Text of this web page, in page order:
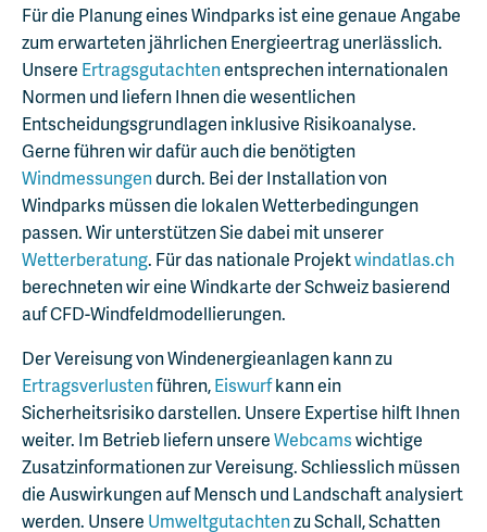
Für die Planung eines Windparks ist eine genaue Angabe
zum erwarteten jährlichen Energieertrag unerlässlich.
Unsere Ertragsgutachtenentsprechen internationalen
Normen und liefern Ihnen die wesentlichen
Entscheidungsgrundlagen inklusive Risikoanalyse.
Gerne führen wir dafür auch die benötigten
Windmessungendurch. Bei der Installation von
Windparks müssen die lokalen Wetterbedingungen
passen. Wir unterstützen Sie dabei mit unserer
Wetterberatung. Für das nationale Projektwindatlas.ch
berechneten wir eine Windkarte der Schweiz basierend
auf CFD-Windfeldmodellierungen.
Der Vereisung von Windenergieanlagen kann zu
Ertragsverlustenführen,Eiswurfkann ein
Sicherheitsrisiko darstellen. Unsere Expertise hilft Ihnen
weiter. Im Betrieb liefern unsereWebcamswichtige
Zusatzinformationen zur Vereisung. Schliesslich müssen
die Auswirkungen auf Mensch und Landschaft analysiert
werden. Unsere Umweltgutachtenzu Schall, Schatten